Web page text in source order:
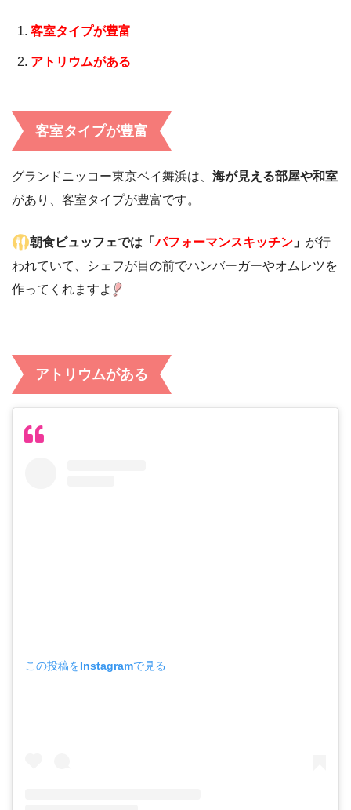
客室タイプが豊富
アトリウムがある
客室タイプが豊富
グランドニッコー東京ベイ舞浜は、 海が見える部屋や和室
があり、客室タイプが豊富です。
朝食ビュッフェでは「パフォーマンスキッチン 」 が行
われていて、シェフが目の前でハンバーガーやオムレツを
作ってくれますよ
アトリウムがある
この投稿をInstagramで見る